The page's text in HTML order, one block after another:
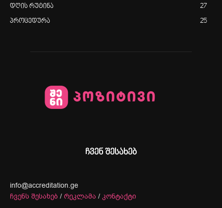
დღის რუტინა 27
პროცედურა 25
ჩვენ შესახებ
info@accreditation.ge
ჩვენს შესახებ / რეკლამა / კონტაქტი